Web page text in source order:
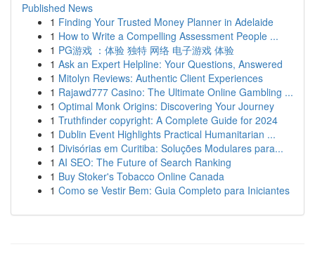
Published News
1 Finding Your Trusted Money Planner in Adelaide
1 How to Write a Compelling Assessment People ...
1 PG游戏 ：体验 独特 网络 电子游戏 体验
1 Ask an Expert Helpline: Your Questions, Answered
1 Mitolyn Reviews: Authentic Client Experiences
1 Rajawd777 Casino: The Ultimate Online Gambling ...
1 Optimal Monk Origins: Discovering Your Journey
1 Truthfinder copyright: A Complete Guide for 2024
1 Dublin Event Highlights Practical Humanitarian ...
1 Divisórias em Curitiba: Soluções Modulares para...
1 AI SEO: The Future of Search Ranking
1 Buy Stoker's Tobacco Online Canada
1 Como se Vestir Bem: Guia Completo para Iniciantes